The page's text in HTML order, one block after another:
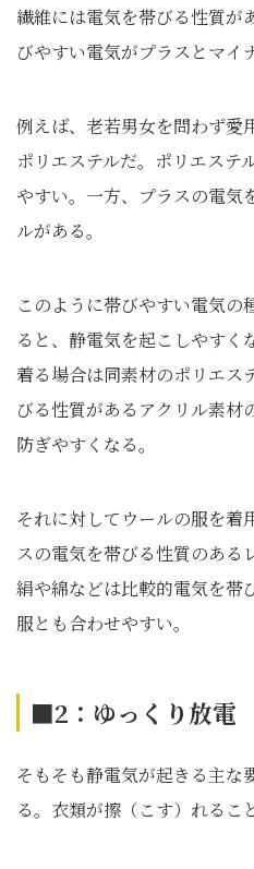
繊維には電気を帯びる性質が
びやすい電気がプラスとマイ
例えば、老若男女を問わず愛
ポリエステルだ。ポリエステ
やすい。一方、プラスの電気
ルがある。
このように帯びやすい電気の
ると、静電気を起こしやすく
着る場合は同素材のポリエス
びる性質があるアクリル素材
防ぎやすくなる。
それに対してウールの服を着
スの電気を帯びる性質のある
絹や綿などは比較的電気を帯
服とも合わせやすい。
■2：ゆっくり放電
そもそも静電気が起きる主な
る。衣類が擦（こす）れるこ